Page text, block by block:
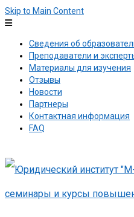
Skip to Main Content
Сведения об
Преподаватели и
Материалы для изучения
Отзывы
Новости
Партнеры
Контактная информация
FAQ